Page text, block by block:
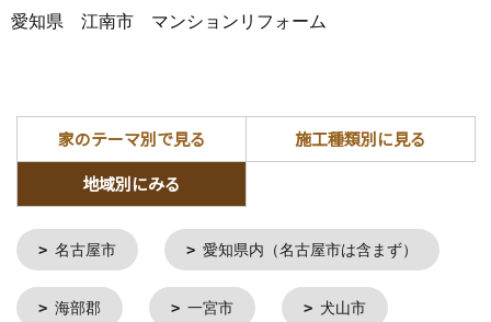
愛知県 江南市 マンションリフォーム
家のテーマ別で見る
施工種類別に見る
地域別にみる
名古屋市 愛知県内（名古屋市は含まず）
海部郡 一宮市 犬山市